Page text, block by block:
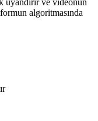
algoritmasında